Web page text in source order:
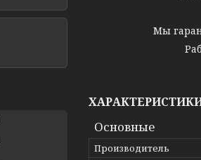
Мы
Основные
Производитель